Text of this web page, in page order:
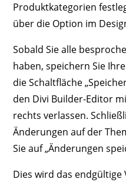
Produktkategorien
über die Option im
Sobald Sie alle
haben, speichern Sie
die Schaltfläche
den Divi Builder-Editor
rechts verlassen.
Änderungen auf der
Sie auf „Änderungen
Dies wird das endgültige